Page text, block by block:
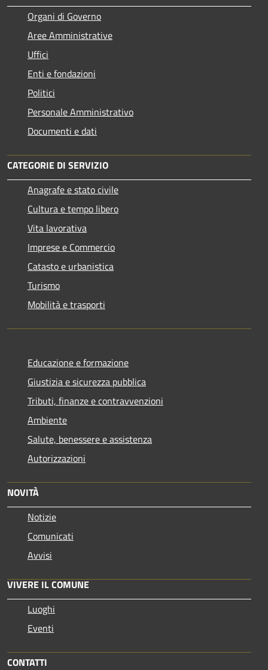
Organi di Governo
Aree Amministrative
Uffici
Enti e fondazioni
Politici
Personale Amministrativo
Documenti e dati
CATEGORIE DI SERVIZIO
Anagrafe e stato civile
Cultura e tempo libero
Vita lavorativa
Imprese e Commercio
Catasto e urbanistica
Turismo
Mobilità e trasporti
Educazione e formazione
Giustizia e sicurezza pubblica
Tributi, finanze e contravvenzioni
Ambiente
Salute, benessere e assistenza
Autorizzazioni
NOVITÀ
Notizie
Comunicati
Avvisi
VIVERE IL COMUNE
Luoghi
Eventi
CONTATTI